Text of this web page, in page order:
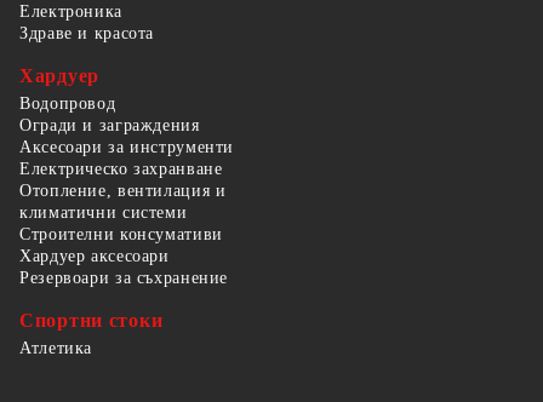
Електроника
Здраве и красота
Хардуер
Водопровод
Огради и заграждения
Аксесоари за инструменти
Електрическо захранване
Отопление, вентилация и
климатични системи
Строителни консумативи
Хардуер аксесоари
Резервоари за съхранение
Спортни стоки
Атлетика